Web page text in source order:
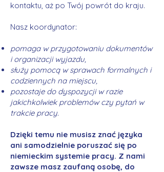
kontaktu, aż po Twój powrót do kraju.
Nasz koordynator:
pomaga w przygotowaniu dokumentów
i organizacji wyjazdu,
służy pomocą w sprawach formalnych i
codziennych na miejscu,
pozostaje do dyspozycji w razie
jakichkolwiek problemów czy pytań w
trakcie pracy.
Dzięki temu nie musisz znać języka
ani samodzielnie poruszać się po
niemieckim systemie pracy. Z nami
zawsze masz zaufaną osobę, do